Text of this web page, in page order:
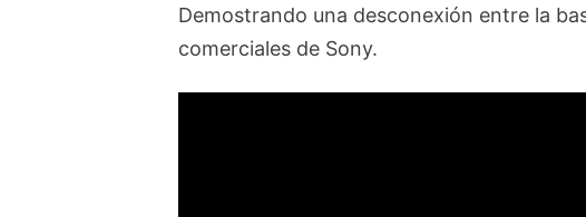
Demostrando una desconexión entre la
comerciales de Sony.